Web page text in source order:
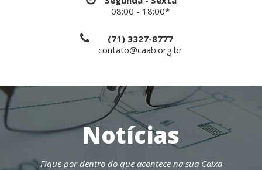
08:00 - 18:00*
(71) 3327-8777
contato@caab.org.br
Notícias
Fique por dentro do que acontece na sua Caixa